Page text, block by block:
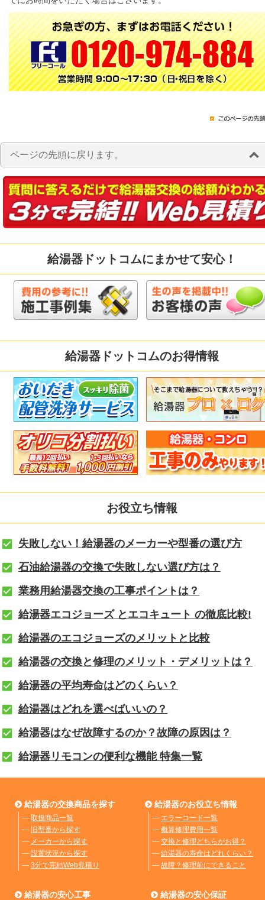
ページの先頭に戻ります。
給湯器ドットコムにまかせて安心！
給湯器ドットコムのお得情報
お役立ち情報
失敗しない！給湯器のメーカーや型番の選び方
石油給湯器の交換で失敗しない選び方は？
業務用給湯器交換の工事ポイントは？
給湯器エコジョーズ とエコキュート の徹底比較!
給湯器のエコジョーズのメリットと比較
給湯器の交換と修理のメリット・デメリットは？
給湯器の平均寿命はどのくらい？
給湯器はどれを選べばいいの？
給湯器はなぜ故障するのか？故障の原因は？
給湯器リモコンの便利な機能 特集一覧
給湯器の交換商品を探す
― 取扱商品一覧
― 旧型番から探す
― メーカーから探す
― 設置状況から探す
― 3分で完結Web見積り
給湯器のお役立ち情報
― エラーコード一覧
― 概算修理費用一覧
― 交換と修理どちらがお得？
― 給湯器の寿命はどれくらい？
― 故障？修理前にできること
給湯器の安心工事 給湯器の安心保証